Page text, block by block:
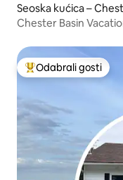
Seoska kućica –
Chester Basin
Među najviše
Odabrali gosti